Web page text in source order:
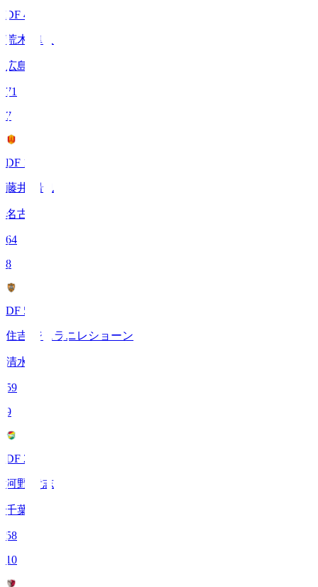
DF 4
荒木 隼人
広島
71
7
DF 13
藤井 陽也
名古屋
64
8
DF 51
住吉 ジェラニレショーン
清水
59
9
DF 28
河野 貴志
千葉
58
10